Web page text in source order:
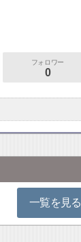
フォロワー
0
一覧を見る